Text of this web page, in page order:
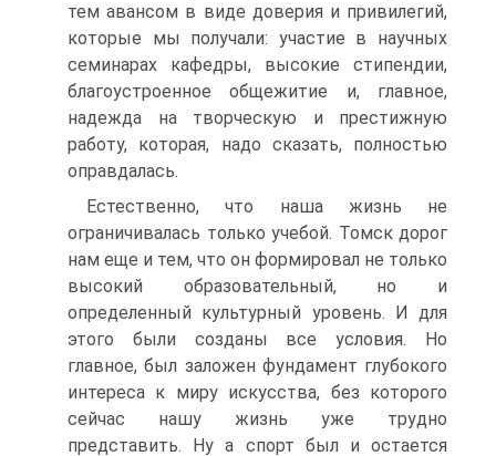
тем авансом в виде доверия и привилегий,
которые мы получали: участие в научных
семинарах кафедры, высокие стипендии,
благоустроенное общежитие и, главное,
надежда на творческую и престижную
работу, которая, надо сказать, полностью
оправдалась.
Естественно, что наша жизнь не
ограничивалась только учебой. Томск дорог
нам еще и тем, что он формировал не только
высокий образовательный, но и
определенный культурный уровень. И для
этого были созданы все условия. Но
главное, был заложен фундамент глубокого
интереса к миру искусства, без которого
сейчас нашу жизнь уже трудно
представить. Hy а спорт был и остается